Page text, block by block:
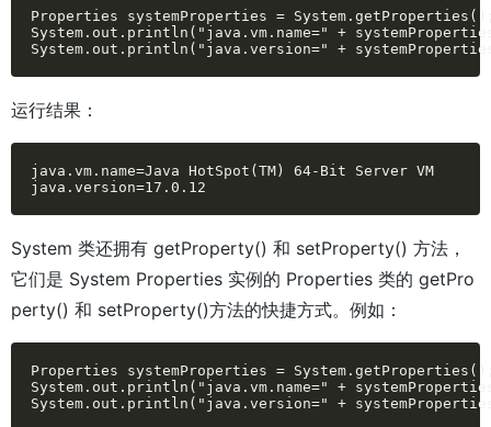
Properties systemProperties =
System.out.println("java.vm.name=" +
System.out.println("java.version=" +
运行结果：
java.vm.name=Java HotSpot(TM) 64-Bit Server VM
java.version=17.0.12
System 类还拥有 getProperty() 和 setProperty() 方法，
它们是 System Properties 实例的 Properties 类的 getPro
perty() 和 setProperty()方法的快捷方式。例如：
Properties systemProperties =
System.out.println("java.vm.name=" +
System.out.println("java.version=" +